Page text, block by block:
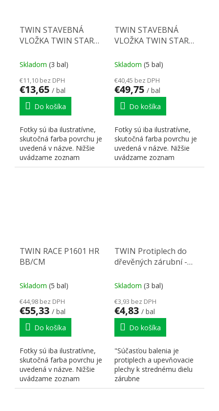
TWIN STAVEBNÁ
VLOŽKA TWIN STAR
PREDĹŽENÉ KĽÚČE)
Skladom (3 bal)
€11,10 bez DPH
€13,65 / bal
Do košíka
Fotky sú iba ilustratívne,
skutočná farba povrchu je
uvedená v názve. Nižšie
uvádzame zoznam
skratiek pre lepšiu...
TWIN STAVEBNÁ
VLOŽKA TWIN STAR
30/35K/NI (3
Skladom (5 bal)
€40,45 bez DPH
€49,75 / bal
Do košíka
Fotky sú iba ilustratívne,
skutočná farba povrchu je
uvedená v názve. Nižšie
uvádzame zoznam
skratiek pre lepšiu...
TWIN RACE P1601 HR
BB/CM
Skladom (5 bal)
€44,98 bez DPH
€55,33 / bal
Do košíka
Fotky sú iba ilustratívne,
skutočná farba povrchu je
uvedená v názve. Nižšie
uvádzame zoznam
skratiek pre lepšiu...
TWIN Protiplech do
dřevěných zárubní -
Skladom (3 bal)
€3,93 bez DPH
€4,83 / bal
Do košíka
"Súčasťou balenia je
protiplech a upevňovacie
plechy k strednému dielu
zárubne